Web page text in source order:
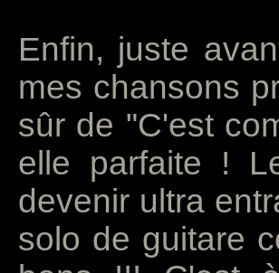
Enfin, juste
mes chansons
sûr de "C'est
elle parfaite !
devenir ultra
solo de guitare